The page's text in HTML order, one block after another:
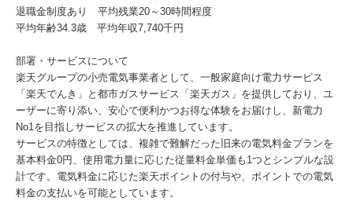
退職金制度あり 平均残業20～30時間程度
平均年齢34.3歳 平均年収7,740千円
部署・サービスについて
楽天グループの小売電気事業者として、一般家庭向け電力サービス
「楽天でんき」と都市ガスサービス「楽天ガス」を提供しており、ユ
ーザーに寄り添い、安心で便利かつお得な体験をお届けし、新電力
No1を目指しサービスの拡大を推進しています。
サービスの特徴としては、複雑で難解だった旧来の電気料金プランを
基本料金0円、使用電力量に応じた従量料金単価も1つとシンプルな設
計です。電気料金に応じた楽天ポイントの付与や、ポイントでの電気
料金の支払いを可能としています。